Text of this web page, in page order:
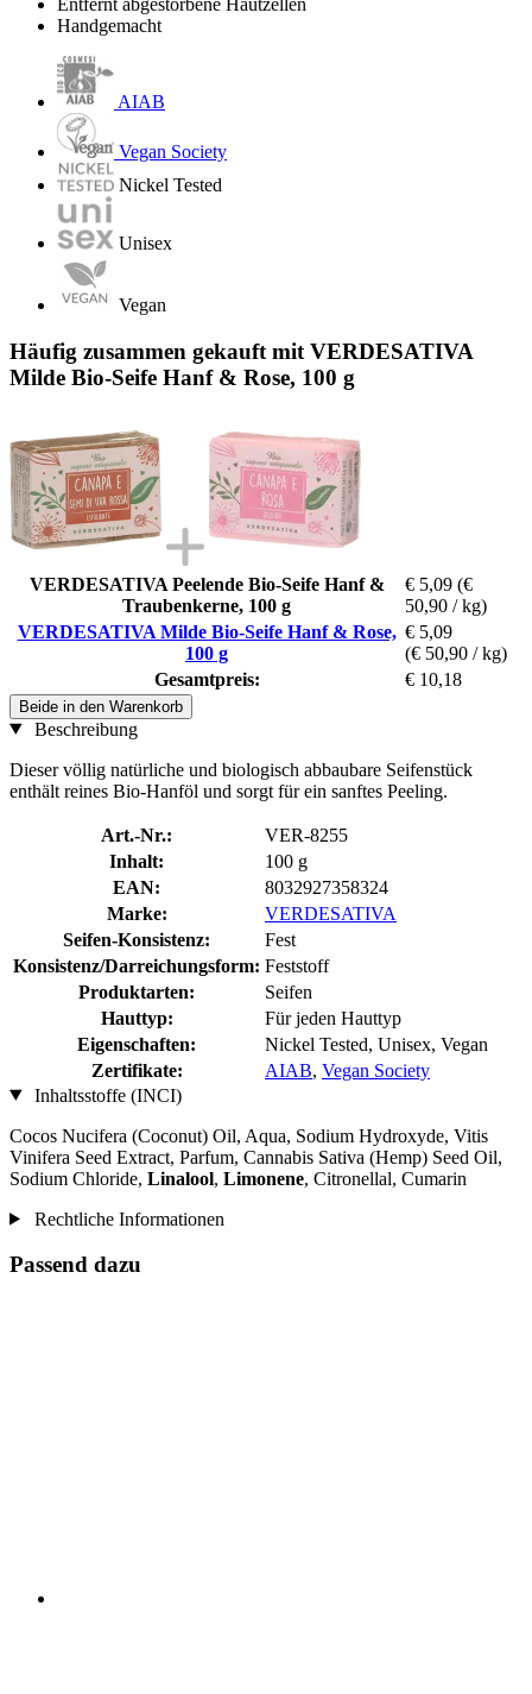
Entfernt abgestorbene Hautzellen
Handgemacht
AIAB
Vegan Society
Nickel Tested
Unisex
Vegan
Häufig zusammen gekauft mit VERDESATIVA
Milde Bio-Seife Hanf & Rose, 100 g
VERDESATIVA Peelende Bio-Seife Hanf &
Traubenkerne, 100 g
€ 5,09 (€
50,90 / kg)
VERDESATIVA Milde Bio-Seife Hanf & Rose,
100 g
€ 5,09
(€ 50,90 / kg)
Gesamtpreis:
€ 10,18
Beide in den Warenkorb
Beschreibung
Dieser völlig natürliche und biologisch abbaubare Seifenstück
enthält reines Bio-Hanföl und sorgt für ein sanftes Peeling.
Art.-Nr.:
VER-8255
Inhalt:
100 g
EAN:
8032927358324
Marke:
VERDESATIVA
Seifen-Konsistenz:
Fest
Konsistenz/Darreichungsform: Feststoff
Produktarten:
Seifen
Hauttyp:
Für jeden Hauttyp
Eigenschaften:
Nickel Tested, Unisex, Vegan
Zertifikate:
AIAB, Vegan Society
Inhaltsstoffe (INCI)
Cocos Nucifera (Coconut) Oil, Aqua, Sodium Hydroxyde, Vitis
Vinifera Seed Extract, Parfum, Cannabis Sativa (Hemp) Seed Oil,
Sodium Chloride, Linalool, Limonene, Citronellal, Cumarin
Rechtliche Informationen
Passend dazu